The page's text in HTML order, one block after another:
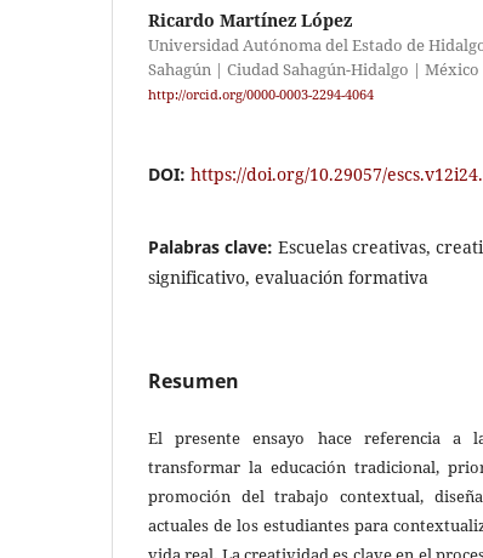
Ricardo Martínez López
Universidad Autónoma del Estado de
Sahagún | Ciudad Sahagún-Hidalgo | México
http://orcid.org/0000-0003-2294-4064
DOI: https://doi.org/10.29057/
Palabras clave: Escuelas creativas,
significativo, evaluación formativa
Resumen
El presente ensayo hace referencia a
transformar la educación tradicional,
promoción del trabajo contextual,
actuales de los estudiantes para